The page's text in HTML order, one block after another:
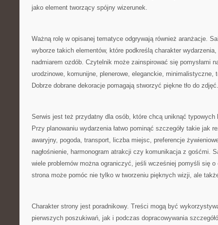
jako element tworzący spójny wizerunek.
Ważną rolę w opisanej tematyce odgrywają również aranżacje.
wyborze takich elementów, które podkreślą charakter
nadmiarem ozdób. Czytelnik może zainspirować się pomysłami
urodzinowe, komunijne, plenerowe, eleganckie, minimalistyczne,
Dobrze dobrane dekoracje pomagają stworzyć piękne tło do zdjęć.
Serwis jest też przydatny dla osób, które chcą uniknąć typowych
Przy planowaniu wydarzenia łatwo pominąć szczegóły takie jak
awaryjny, pogoda, transport, liczba miejsc, preferencje
nagłośnienie, harmonogram atrakcji czy komunikacja z gośćmi.
wiele problemów można ograniczyć, jeśli wcześniej pomyśli się
strona może pomóc nie tylko w tworzeniu pięknych wizji, ale
Charakter strony jest poradnikowy. Treści mogą być
pierwszych poszukiwań, jak i podczas dopracowywania